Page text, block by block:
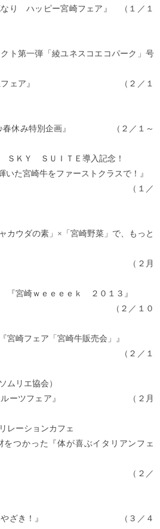
り ハッピー宮崎フェア』 （１／１
第一弾「綾ユネスコエコパーク」号
崎県フェア』 （２／１
春休み特別企画』 （２／１～
Ｙ ＳＵＩＴＥ導入記念！
牛をファーストクラスで！』
／
ダの素」×「宮崎野菜」で、もっと
う！』 （２月
宮崎ｗｅｅｅｅｋ ２０１３』
１０
フェア「宮崎牛販売会」』
／１
リエ協会）
フルーツフェア』 （２月
ーションカフェ
かった『体が喜ぶイタリアンフェ
／
みやざき！』 （３／４